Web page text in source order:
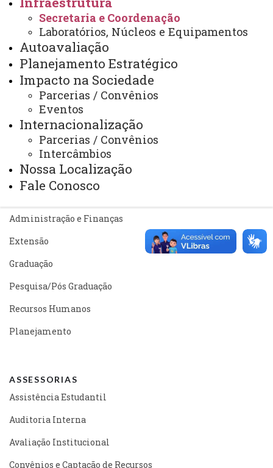
Secretaria e Coordenação
Laboratórios, Núcleos e Equipamentos
Autoavaliação
Planejamento Estratégico
Impacto na Sociedade
Parcerias / Convênios
Eventos
Internacionalização
Parcerias / Convênios
Intercâmbios
Nossa Localização
Fale Conosco
Sistemas
Telefones
Webmail
REITORIA
Secretaria Geral
Gabinete Reitoria
Secretaria dos Conselhos Superiores
Administração e Finanças
Extensão
Graduação
Pesquisa/Pós Graduação
Recursos Humanos
Planejamento
ASSESSORIAS
Assistência Estudantil
Auditoria Interna
Avaliação Institucional
Convênios e Captação de Recursos